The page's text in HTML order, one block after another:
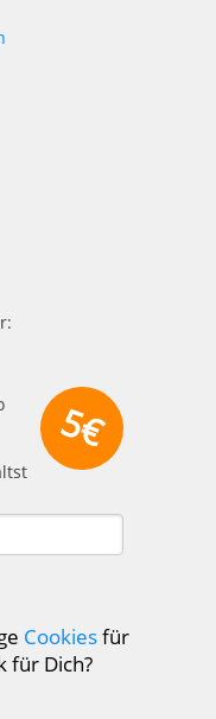
5€
Cookiesfür
für Dich?